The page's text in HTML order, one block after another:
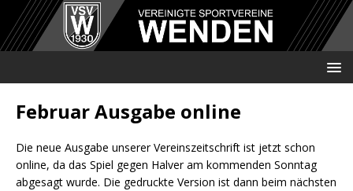
Februar Ausgabe online
Die neue Ausgabe unserer Vereinszeitschrift ist jetzt schon
online, da das Spiel gegen Halver am kommenden Sonntag
abgesagt wurde. Die gedruckte Version ist dann beim nächsten